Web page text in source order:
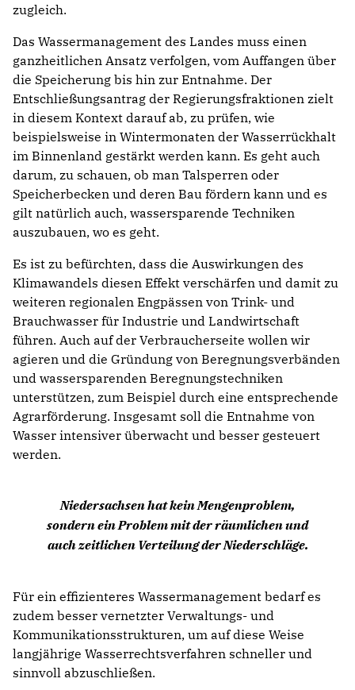
zugleich.
Das Wassermanagement des Landes muss einen
ganzheitlichen Ansatz verfolgen, vom Auffangen über
die Speicherung bis hin zur Entnahme. Der
Entschließungsantrag der Regierungsfraktionen zielt
in diesem Kontext darauf ab, zu prüfen, wie
beispielsweise in Wintermonaten der Wasserrückhalt
im Binnenland gestärkt werden kann. Es geht auch
darum, zu schauen, ob man Talsperren oder
Speicherbecken und deren Bau fördern kann und es
gilt natürlich auch, wassersparende Techniken
auszubauen, wo es geht.
Es ist zu befürchten, dass die Auswirkungen des
Klimawandels diesen Effekt verschärfen und damit zu
weiteren regionalen Engpässen von Trink- und
Brauchwasser für Industrie und Landwirtschaft
führen. Auch auf der Verbraucherseite wollen wir
agieren und die Gründung von Beregnungsverbänden
und wassersparenden Beregnungstechniken
unterstützen, zum Beispiel durch eine entsprechende
Agrarförderung. Insgesamt soll die Entnahme von
Wasser intensiver überwacht und besser gesteuert
werden.
Niedersachsen hat kein Mengenproblem,
sondern ein Problem mit der räumlichen und
auch zeitlichen Verteilung der Niederschläge.
Für ein effizienteres Wassermanagement bedarf es
zudem besser vernetzter Verwaltungs- und
Kommunikationsstrukturen, um auf diese Weise
langjährige Wasserrechtsverfahren schneller und
sinnvoll abzuschließen.